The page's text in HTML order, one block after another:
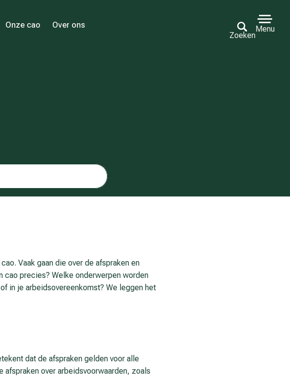
Onze cao
Over ons
Zoeken
Menu
Vaak gaan die over de afspraken en
cao precies? Welke onderwerpen worden
in je arbeidsovereenkomst? We leggen het
dat de afspraken gelden voor alle
over arbeidsvoorwaarden, zoals